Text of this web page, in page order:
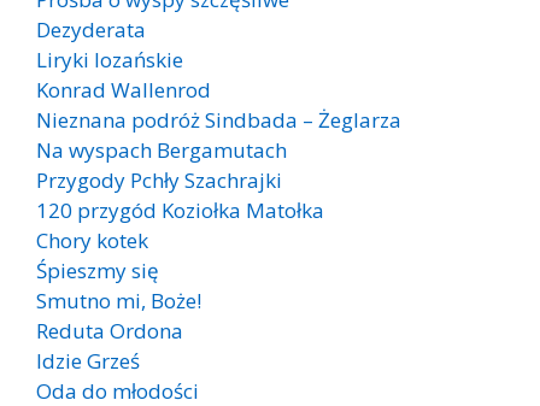
Dezyderata
Liryki lozańskie
Konrad Wallenrod
Nieznana podróż Sindbada – Żeglarza
Na wyspach Bergamutach
Przygody Pchły Szachrajki
120 przygód Koziołka Matołka
Chory kotek
Śpieszmy się
Smutno mi, Boże!
Reduta Ordona
Idzie Grześ
Oda do młodości